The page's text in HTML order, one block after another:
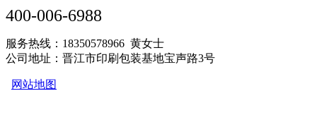
400-006-6988
服务热线：18350578966 黄女士
公司地址：晋江市印刷包装基地宝声路3号
网站地图